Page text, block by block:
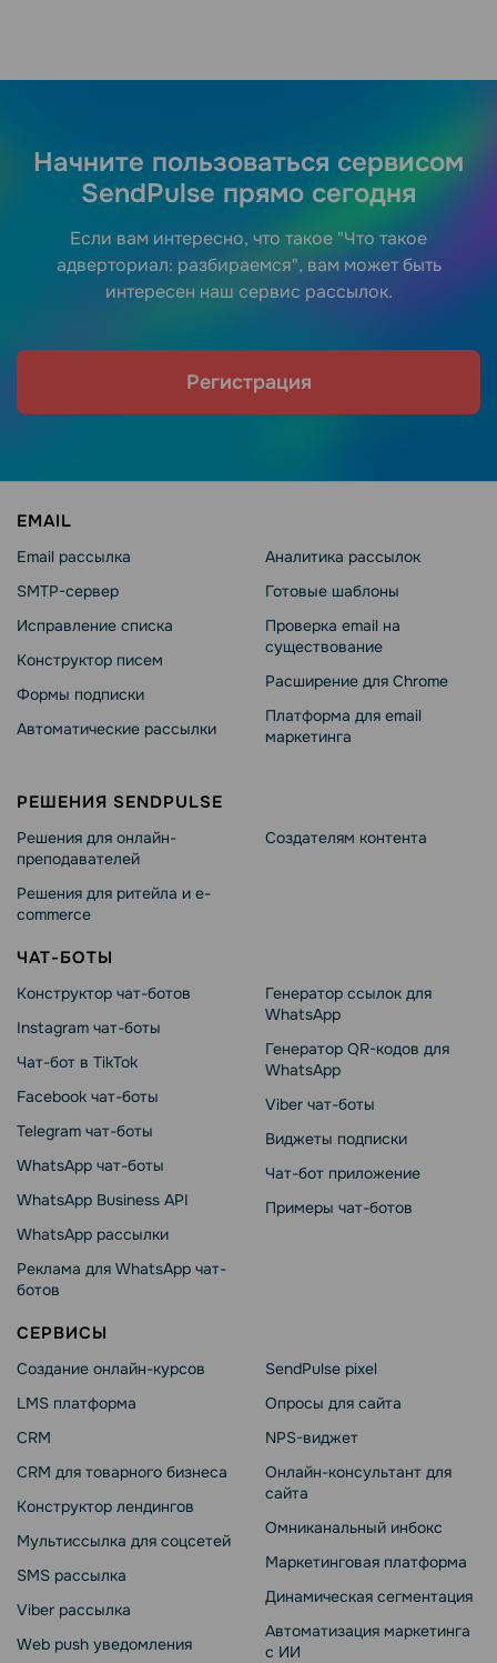
Начните пользоваться сервисом
SendPulse прямо сегодня
Если вам интересно, что такое "Что такое
адверториал: разбираемся", вам может быть
интересен наш сервис рассылок.
Регистрация
EMAIL
Email рассылка
SMTP-сервер
Исправление списка
Конструктор писем
Формы подписки
Автоматические рассылки
Аналитика рассылок
Готовые шаблоны
Проверка email на
существование
Расширение для Chrome
Платформа для email
маркетинга
РЕШЕНИЯ SENDPULSE
Решения для онлайн-
преподавателей
Решения для ритейла и e-
commerce
Создателям контента
ЧАТ-БОТЫ
Конструктор чат-ботов
Instagram чат-боты
Чат-бот в TikTok
Facebook чат-боты
Telegram чат-боты
WhatsApp чат-боты
WhatsApp Business API
WhatsApp рассылки
Реклама для WhatsApp чат-
ботов
Генератор ссылок для
WhatsApp
Генератор QR-кодов для
WhatsApp
Viber чат-боты
Виджеты подписки
Чат-бот приложение
Примеры чат-ботов
СЕРВИСЫ
Создание онлайн-курсов
LMS платформа
CRM
CRM для товарного бизнеса
Конструктор лендингов
Мультиссылка для соцсетей
SMS рассылка
Viber рассылка
Web push уведомления
SendPulse pixel
Опросы для сайта
NPS-виджет
Онлайн-консультант для
сайта
Омниканальный инбокс
Маркетинговая платформа
Динамическая сегментация
Автоматизация маркетинга
с ИИ